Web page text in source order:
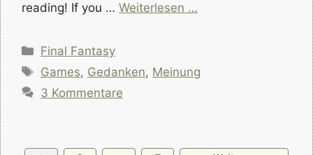
reading! If you … Weiterlesen …
Kategorien
Final Fantasy
Schlagwörter
Games, Gedanken, Meinung
3 Kommentare